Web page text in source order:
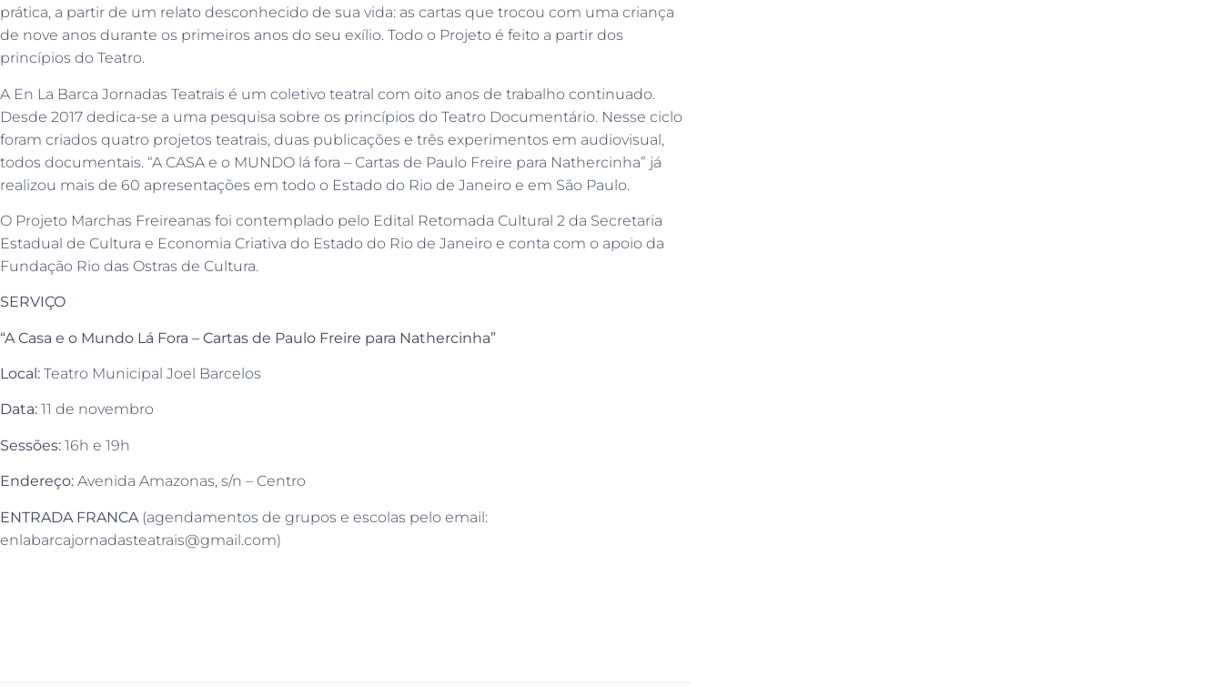
prática, a partir de um relato desconhecido de sua vida: as cartas que trocou com uma criança
de nove anos durante os primeiros anos do seu exílio. Todo o Projeto é feito a partir dos
princípios do Teatro.
A En La Barca Jornadas Teatrais é um coletivo teatral com oito anos de trabalho continuado.
Desde 2017 dedica-se a uma pesquisa sobre os princípios do Teatro Documentário. Nesse ciclo
foram criados quatro projetos teatrais, duas publicações e três experimentos em audiovisual,
todos documentais. “A CASA e o MUNDO lá fora – Cartas de Paulo Freire para Nathercinha” já
realizou mais de 60 apresentações em todo o Estado do Rio de Janeiro e em São Paulo.
O Projeto Marchas Freireanas foi contemplado pelo Edital Retomada Cultural 2 da Secretaria
Estadual de Cultura e Economia Criativa do Estado do Rio de Janeiro e conta com o apoio da
Fundação Rio das Ostras de Cultura.
SERVIÇO
“A Casa e o Mundo Lá Fora – Cartas de Paulo Freire para Nathercinha”
Local: Teatro Municipal Joel Barcelos
Data: 11 de novembro
Sessões: 16h e 19h
Endereço: Avenida Amazonas, s/n – Centro
ENTRADA FRANCA (agendamentos de grupos e escolas pelo email:
enlabarcajornadasteatrais@gmail.com)